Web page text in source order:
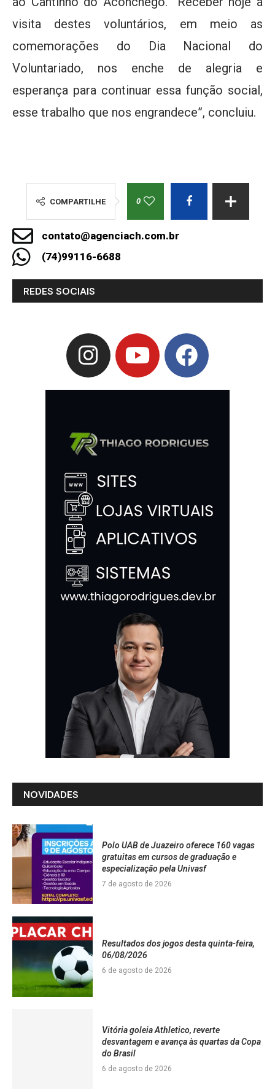
visita destes voluntários, em meio as
comemorações do Dia Nacional do
Voluntariado, nos enche de alegria e
esperança para continuar essa função social,
esse trabalho que nos engrandece”, concluiu.
COMPARTILHE 0
contato@agenciach.com.br
(74)99116-6688
REDES SOCIAIS
NOVIDADES
Polo UAB de Juazeiro oferece 160 vagas
gratuitas em cursos de graduação e
especialização pela Univasf
7 de agosto de 2026
Resultados dos jogos desta quinta-feira,
06/08/2026
6 de agosto de 2026
Vitória goleia Athletico, reverte
desvantagem e avança às quartas da Copa
do Brasil
6 de agosto de 2026